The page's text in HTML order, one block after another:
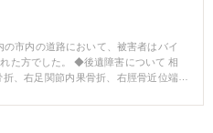
市内の道路において、被害者はバイ
た方でした。 ◆後遺障害について 相
、右足関節内果骨折、右脛骨近位端
した。 ◆検討 保険会社からの示談提